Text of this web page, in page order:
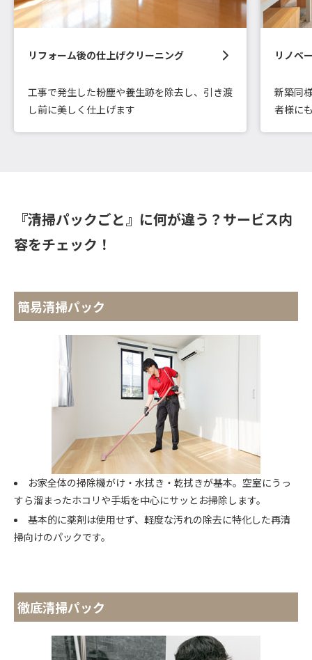
リフォーム後の仕上げクリーニング
工事で発生した粉塵や養生跡を除去し、引き渡
し前に美しく仕上げます
リノベ
新築同
者様に
『清掃パックごと』に何が違う？サービス内
容をチェック！
簡易清掃パック
お家全体の掃除機がけ・水拭き・乾拭きが基本。空室にうっ
すら溜まったホコリや手垢を中心にサッとお掃除します。
基本的に薬剤は使用せず、軽度な汚れの除去に特化した再清
掃向けのパックです。
徹底清掃パック